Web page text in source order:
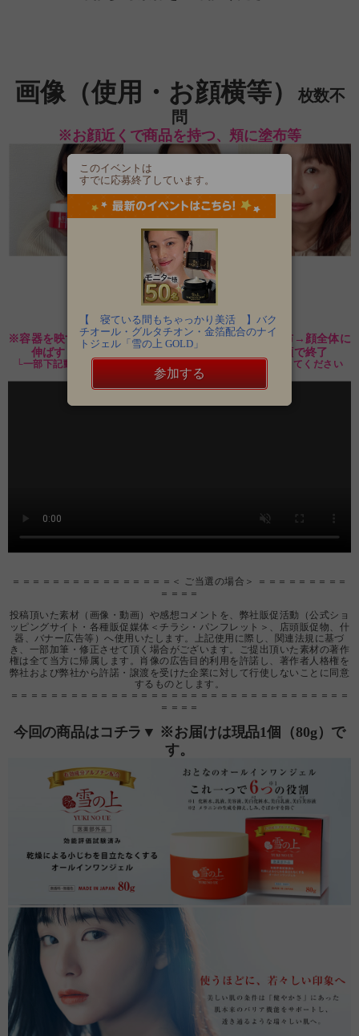
画像（使用・お顔横等）
枚数不
問
※お顔近くで商品を持つ、頬に塗布等
使用動画（約20～30秒）
※容器を映す→開封→スパチュラで【頬に】ジェル塗布→顔全体に
伸ばす→フタを閉じる→お顔横で容器を持って笑顔で終了
└一部下記動画と異なる点がありますが、上記の流れを優先してください
＝＝＝＝＝＝＝＝＝＝＝＝＝＝＝＝＜ ご当選の場合＞ ＝＝＝＝＝＝＝＝＝
＝＝＝＝
投稿頂いた素材（画像・動画）や感想コメントを、弊社販促活動（公式ショ
ッピングサイト・各種販促媒体＜チラシ・パンフレット＞、店頭販促物、什
器、バナー広告等）へ使用いたします。上記使用に際し、関連法規に基づ
き、一部加筆・修正させて頂く場合がございます。ご提出頂いた素材の著作
権は全て当方に帰属します。肖像の広告目的利用を許諾し、著作者人格権を
弊社および弊社から許諾・譲渡を受けた企業に対して行使しないことに同意
するものとします。
＝＝＝＝＝＝＝＝＝＝＝＝＝＝＝＝＝＝＝＝＝＝＝＝＝＝＝＝＝＝＝＝＝＝
＝＝＝＝
今回の商品はコチラ▼ ※お届けは現品1個（80g）で
す。
このイベントは
すでに応募終了しています。
【 寝ている間もちゃっかり美活 】バク
チオール・グルタチオン・金箔配合のナイ
トジェル「雪の上 GOLD」
参加する